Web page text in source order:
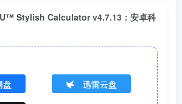
Stylish Calculator v4.7.13：安卓科
盘 迅雷云盘